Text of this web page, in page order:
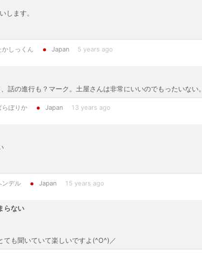
します。
かしっくん Japan 5 years ago
話の進行も？マーク。土屋さんは非常にいいのでもったいない。
らぼりか Japan 13 years ago
ンデル Japan 15 years ago
らない
ても聞いていて楽しいですよ(^O^)／